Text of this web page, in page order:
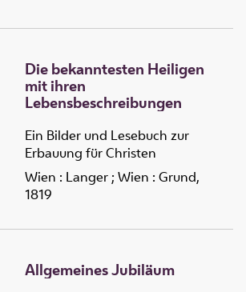
Die bekanntesten Heiligen
mit ihren
Lebensbeschreibungen
Ein Bilder und Lesebuch zur
Erbauung für Christen
Wien : Langer ; Wien : Grund,
1819
Allgemeines Jubiläum